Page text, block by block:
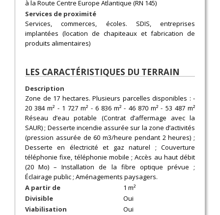
à la Route Centre Europe Atlantique (RN 145)
Services de proximité
Services, commerces, écoles. SDIS, entreprises
implantées (location de chapiteaux et fabrication de
produits alimentaires)
LES CARACTÉRISTIQUES DU TERRAIN
Description
Zone de 17 hectares. Plusieurs parcelles disponibles : -
20 384 m² - 1 727 m² - 6 836 m² - 46 870 m² - 53 487 m²
Réseau d’eau potable (Contrat d’affermage avec la
SAUR) ; Desserte incendie assurée sur la zone d’activités
(pression assurée de 60 m3/heure pendant 2 heures) ;
Desserte en électricité et gaz naturel ; Couverture
téléphonie fixe, téléphonie mobile ; Accès au haut débit
(20 Mo) – Installation de la fibre optique prévue ;
Éclairage public ; Aménagements paysagers.
A partir de
1 m²
Divisible
Oui
Viabilisation
Oui